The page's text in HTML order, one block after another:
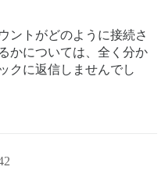
ントがどのように接続さ
かについては、全く分か
クに返信しませんでし